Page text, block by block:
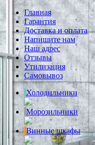
Главная
Гарантия
Доставка и оплата
Напишите нам
Наш адрес
Отзывы
Утилизация
Самовывоз
Холодильники
Морозильники
Винные шкафы